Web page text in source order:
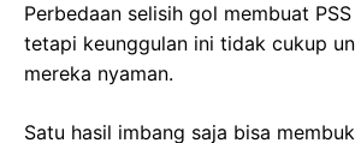
Perbedaan selisih gol membuat
tetapi keunggulan ini tidak cukup
mereka nyaman.
Satu hasil imbang saja bisa